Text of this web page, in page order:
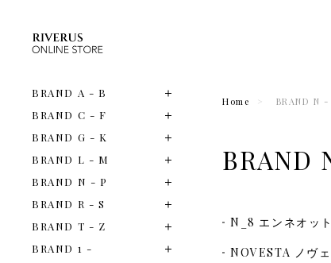
BRAND A - B
BRAND C - F
BRAND G - K
BRAND L - M
BRAND N - P
BRAND R - S
BRAND T - Z
BRAND 1 -
Home BRAND N -
BRAND
N_8 エンネオット
NOVESTA ノヴ